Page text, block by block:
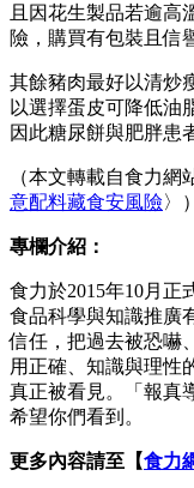
且因花生製品若逾高
險，購買有包裝且信
其餘豬肉最好以清炒
以選擇蛋皮可降低油
因此糖尿餅與肥胖患
（本文轉載自食力網
意配料藏食安風險〉）
專欄介紹：
食力於2015年10月正
食品科學與知識推廣
信任，把過去被恐嚇
用正確、知識與理性
真正被看見。「報真
希望你們看到。
更多內容請至【食力